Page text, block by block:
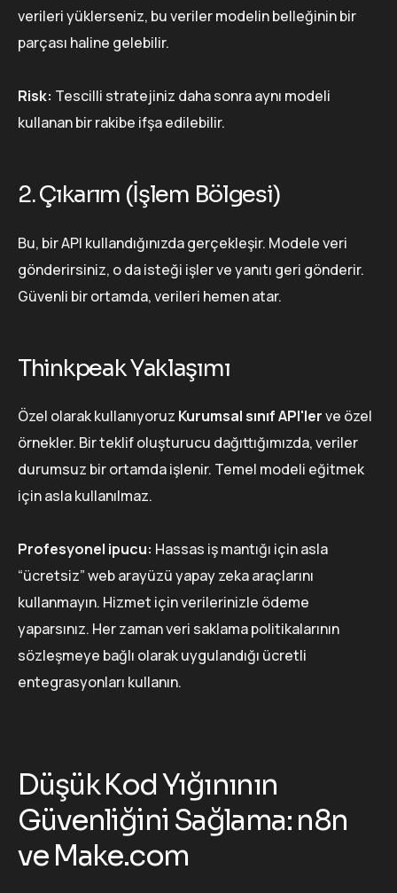
verileri yüklerseniz, bu veriler modelin belleğinin bir
parçası haline gelebilir.
Risk: Tescilli stratejiniz daha sonra aynı modeli
kullanan bir rakibe ifşa edilebilir.
2. Çıkarım (İşlem Bölgesi)
Bu, bir API kullandığınızda gerçekleşir. Modele veri
gönderirsiniz, o da isteği işler ve yanıtı geri gönderir.
Güvenli bir ortamda, verileri hemen atar.
Thinkpeak Yaklaşımı
Özel olarak kullanıyoruz Kurumsal sınıf API'lerve özel
örnekler. Bir teklif oluşturucu dağıttığımızda, veriler
durumsuz bir ortamda işlenir. Temel modeli eğitmek
için asla kullanılmaz.
Profesyonel ipucu: Hassas iş mantığı için asla
“ücretsiz” web arayüzü yapay zeka araçlarını
kullanmayın. Hizmet için verilerinizle ödeme
yaparsınız. Her zaman veri saklama politikalarının
sözleşmeye bağlı olarak uygulandığı ücretli
entegrasyonları kullanın.
Düşük Kod Yığınının
Güvenliğini Sağlama: n8n
ve Make.com